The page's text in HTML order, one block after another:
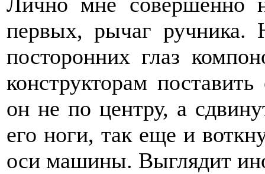
первых, рычаг ручника.
посторонних глаз
конструкторам
он не по центру, а
его ноги, так еще и
оси машины. Выглядит